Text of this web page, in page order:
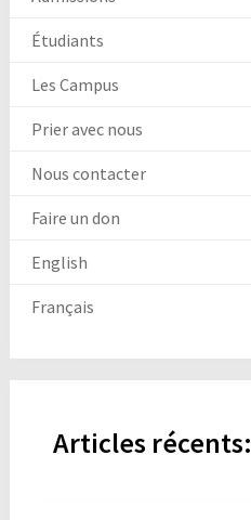
Étudiants
Les Campus
Prier avec nous
Nous contacter
Faire un don
English
Français
Articles récents: